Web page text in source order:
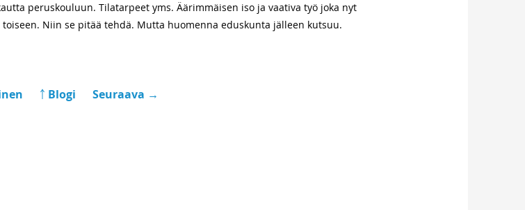
peruskouluun. Tilatarpeet yms. Äärimmäisen iso ja vaativa työ joka nyt
Niin se pitää tehdä. Mutta huomenna eduskunta jälleen kutsuu.
￪ Blogi Seuraava →